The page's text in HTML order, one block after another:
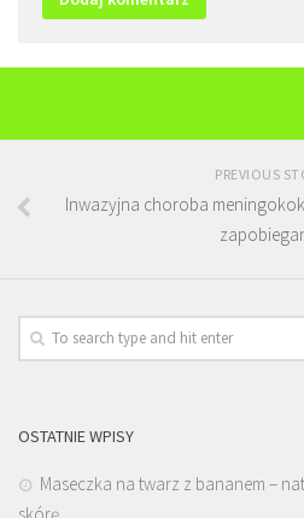
PREVIOUS
Inwazyjna choroba
OSTATNIE WPISY
Maseczka na twarz z bananem –